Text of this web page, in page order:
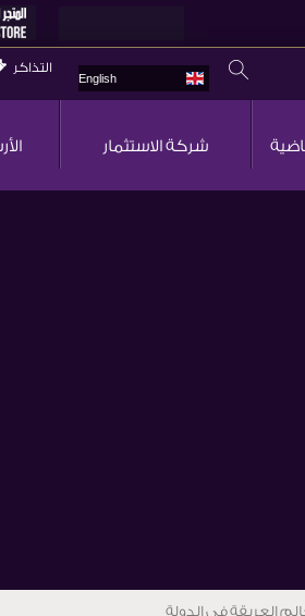
English
التذاكر
شركة الاستثمار
العريقة في الدولة